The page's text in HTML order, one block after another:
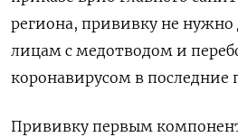
региона, прививку не нужно
лицам с медотводом и
коронавирусом в последние
Прививку первым